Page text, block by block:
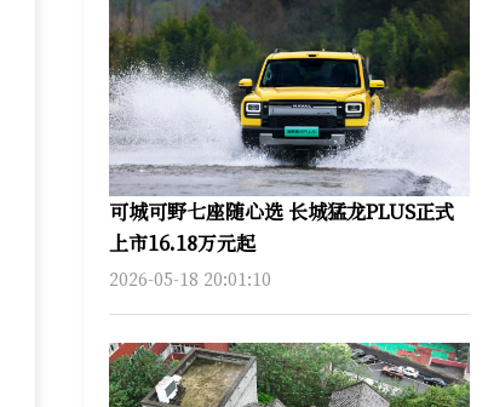
可城可野七座随心选 长城猛龙PLUS正式
上市16.18万元起
2026-05-18 20:01:10